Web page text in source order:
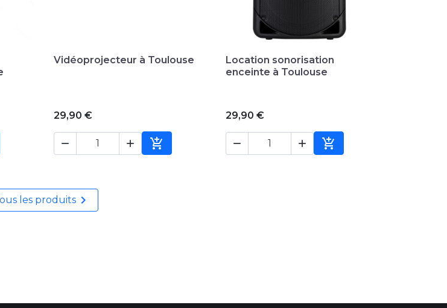
au panier
 Aperçu rapide
Vidéoprojecteur à Toulouse
29,90 €
  
Ajouter au panier
 Aperçu rapide
Location sonorisation
enceinte à Toulouse
29,90 €
  
Ajouter au panier
les produits